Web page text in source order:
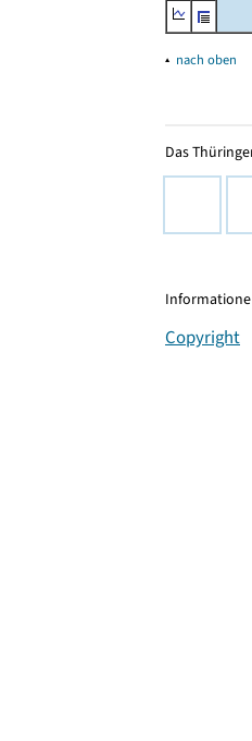
▴ nach oben
Das
Copyright